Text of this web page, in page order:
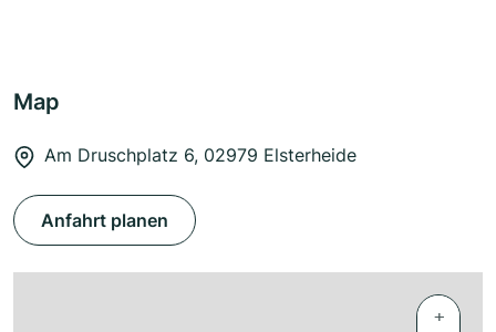
Map
Am Druschplatz 6, 02979 Elsterheide
Anfahrt planen
+